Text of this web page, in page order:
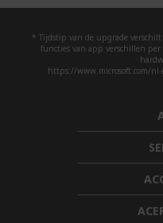
* Tijdstip van de upgrade
functies van app verschillen per
https://www.microsoft.com/